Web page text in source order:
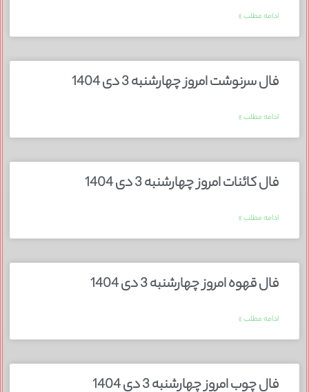
ادامه مطلب »
فال سرنوشت امروز چهارشنبه 3 دی 1404
ادامه مطلب »
فال کائنات امروز چهارشنبه 3 دی 1404
ادامه مطلب »
فال قهوه امروز چهارشنبه 3 دی 1404
ادامه مطلب »
فال چوب امروز چهارشنبه 3 دی 1404